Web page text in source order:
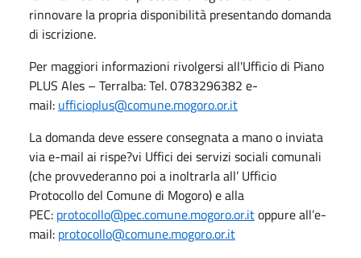
rinnovare la propria disponibilità presentando domanda
di iscrizione.
Per maggiori informazioni rivolgersi all'Ufficio di Piano
PLUS Ales – Terralba: Tel. 0783296382 e-
mail: ufficioplus@comune.mogoro.or.it
La domanda deve essere consegnata a mano o inviata
via e-mail ai rispe?vi Uffici dei servizi sociali comunali
(che provvederanno poi a inoltrarla all’ Ufficio
Protocollo del Comune di Mogoro) e alla
PEC: protocollo@pec.comune.mogoro.or.itoppure all’e-
mail: protocollo@comune.mogoro.or.it